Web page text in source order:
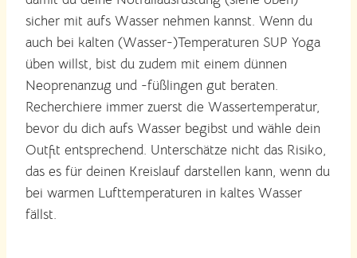
sicher mit aufs Wasser nehmen kannst. Wenn du
auch bei kalten (Wasser-)Temperaturen SUP Yoga
üben willst, bist du zudem mit einem dünnen
Neoprenanzug und -füßlingen gut beraten.
Recherchiere immer zuerst die Wassertemperatur,
bevor du dich aufs Wasser begibst und wähle dein
Outfit entsprechend. Unterschätze nicht das Risiko,
das es für deinen Kreislauf darstellen kann, wenn du
bei warmen Lufttemperaturen in kaltes Wasser
fällst.